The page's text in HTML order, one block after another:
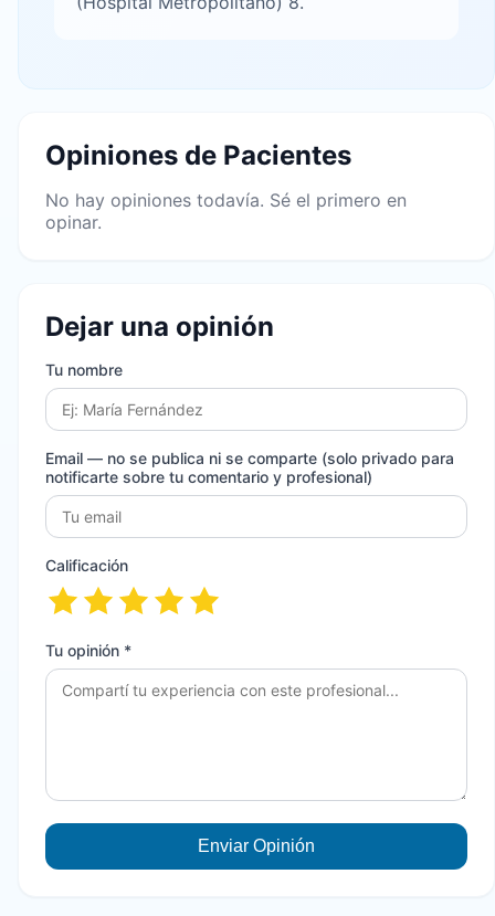
Opiniones de Pacientes
No hay opiniones todavía. Sé el primero en
opinar.
Dejar una opinión
Tu nombre
Email — no se publica ni se comparte (solo privado para
notificarte sobre tu comentario y profesional)
Calificación
Tu opinión *
Enviar Opinión